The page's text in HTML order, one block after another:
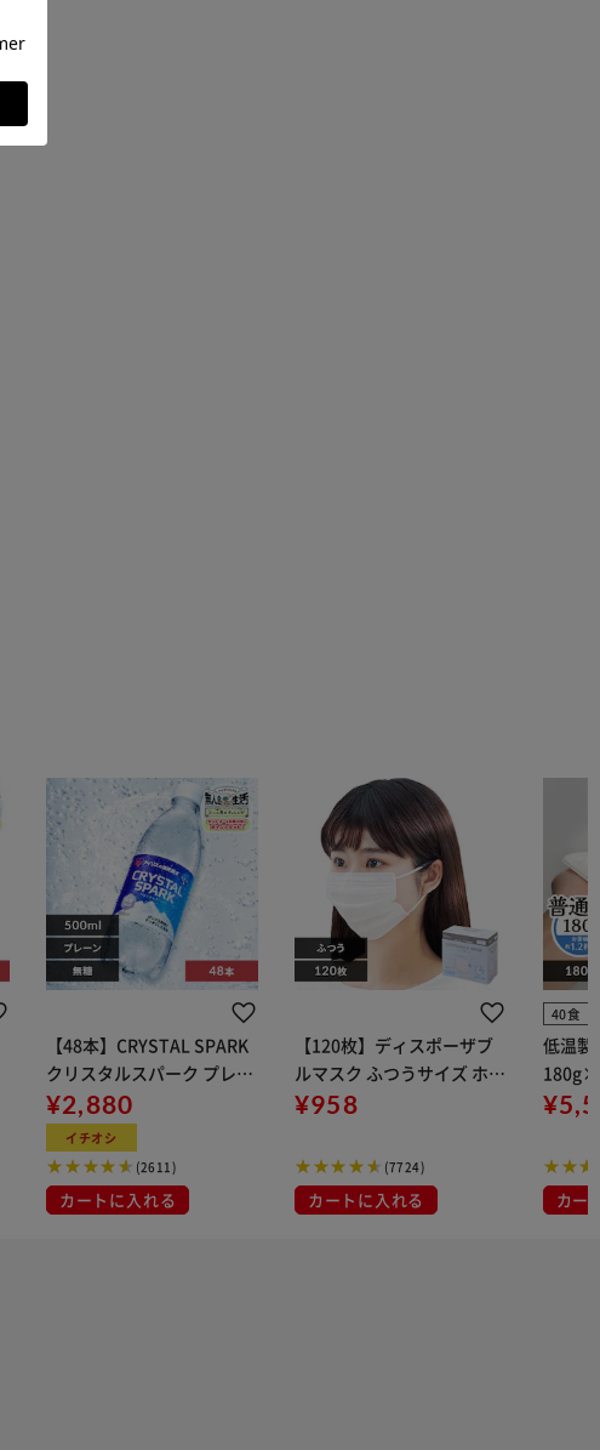
【48本】CRYSTAL SPARK
クリスタルスパーク プレー
ン 500ml
¥2,880
イチオシ
(2611)
カートに入れる
【120枚】ディスポーザブ
ルマスク ふつうサイズ ホワ
イト 大容量 DISPOSABLE
布
¥958
(7724)
カートに入れる
40食
低温製
カー